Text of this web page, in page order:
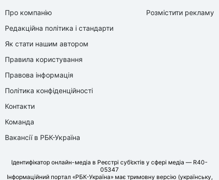
Про компанію
Редакційна політика і стандарти
Як стати нашим автором
Правила користування
Правова інформація
Політика конфіденційності
Контакти
Команда
Вакансії в РБК-Україна
Розмістити рекламу
Ідентифікатор онлайн-медіа в Реєстрі суб’єктів у сфері медіа — R40-
05347
Інформаційний портал «РБК-Україна» має тримовну версію (українську,